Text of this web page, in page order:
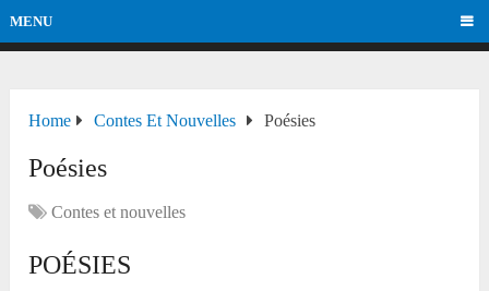
MENU
Home Contes Et Nouvelles Poésies
Poésies
Contes et nouvelles
POÉSIES